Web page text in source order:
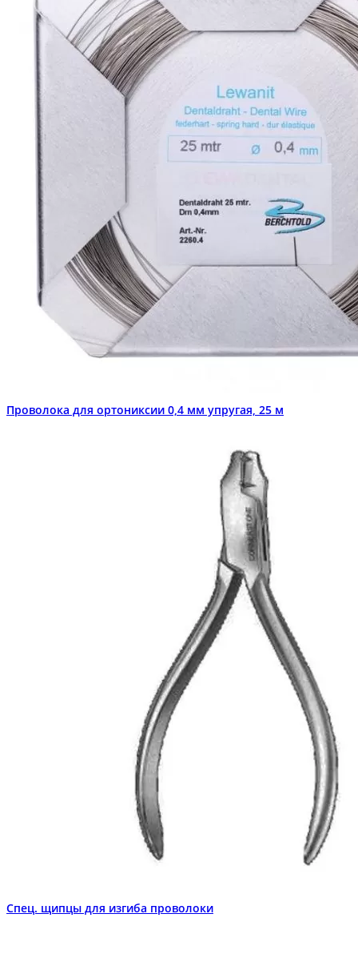
Проволока для ортониксии 0,4 мм упругая, 25 м
Спец. щипцы для изгиба проволоки